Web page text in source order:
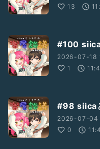
【活動場所✨】
#ひとり語り #落ち着きあ
13
#100 siica
2026-07-18
1
#98 siica
2026-07-04
0